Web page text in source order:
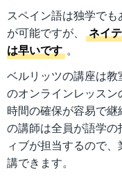
スペイン語は独学で
が可能ですが、
ネイ
は早いです 。
ベルリッツの講座は
のオンラインレッス
時間の確保が容易で
の講師は全員が語学
ィブが担当するので
講できます。